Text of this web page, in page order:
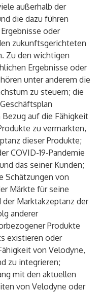
außerhalb der
die dazu führen
oder
zukunftsgerichteten
Zu den wichtigen
Ergebnisse oder
unter anderem die
zu steuern; die
auf die Fähigkeit
zu vermarkten,
dieser Produkte;
COVID-19-Pandemie
das seiner Kunden;
Schätzungen von
Märkte für seine
der Marktakzeptanz der
anderer
Produkte
existieren oder
von Velodyne,
zu integrieren;
mit den aktuellen
von Velodyne oder